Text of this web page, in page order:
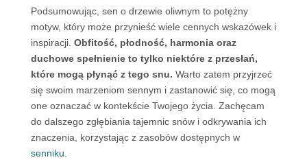
Podsumowując, sen o drzewie oliwnym to potężny
motyw, który może przynieść wiele cennych wskazówek i
inspiracji. Obfitość, płodność, harmonia oraz
duchowe spełnienie to tylko niektóre z przesłań,
które mogą płynąć z tego snu. Warto zatem przyjrzeć
się swoim marzeniom sennym i zastanowić się, co mogą
one oznaczać w kontekście Twojego życia. Zachęcam
do dalszego zgłębiania tajemnic snów i odkrywania ich
znaczenia, korzystając z zasobów dostępnych w
senniku